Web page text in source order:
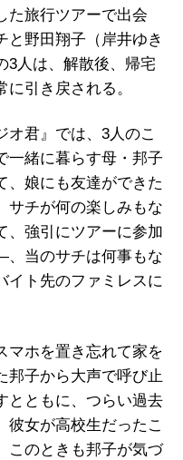
た旅行ツアーで出会
と野田翔子（岸井ゆき
3人は、解散後、帰宅
引き戻される。
君』では、3人のこ
一緒に暮らす母・邦子
、娘にも友達ができた
チが何の楽しみもな
、強引にツアーに参加
当のサチは何事もな
イト先のファミレスに
ホを置き忘れて家を
邦子から大声で呼び止
とともに、つらい過去
彼女が高校生だったこ
このときも邦子が気づ